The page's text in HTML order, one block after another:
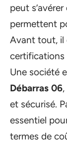
peut
permettent
Avant tout, il
certifications
Une société
Débarras 06
et sécurisé.
essentiel
termes de